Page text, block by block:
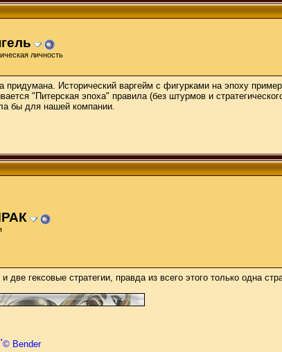
личность
придумана. Исторический варгейм с фигурками на эпоху
"Питерская эпоха" правила (без штурмов и
бы для нашей компании.
две гексовые стратегии, правда из всего этого только одна
© Bender